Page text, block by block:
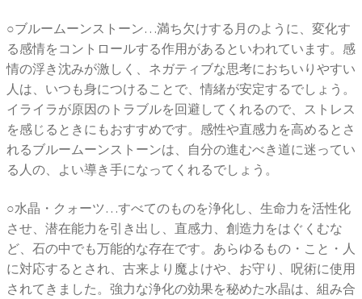
○ブルームーンストーン…満ち欠けする月のように、変化す
る感情をコントロールする作用があるといわれています。感
情の浮き沈みが激しく、ネガティブな思考におちいりやすい
人は、いつも身につけることで、情緒が安定するでしょう。
イライラが原因のトラブルを回避してくれるので、ストレス
を感じるときにもおすすめです。感性や直感力を高めるとさ
れるブルームーンストーンは、自分の進むべき道に迷ってい
る人の、よい導き手になってくれるでしょう。
○水晶・クォーツ…すべてのものを浄化し、生命力を活性化
させ、潜在能力を引き出し、直感力、創造力をはぐくむな
ど、石の中でも万能的な存在です。あらゆるもの・こと・人
に対応するとされ、古来より魔よけや、お守り、呪術に使用
されてきました。強力な浄化の効果を秘めた水晶は、組み合